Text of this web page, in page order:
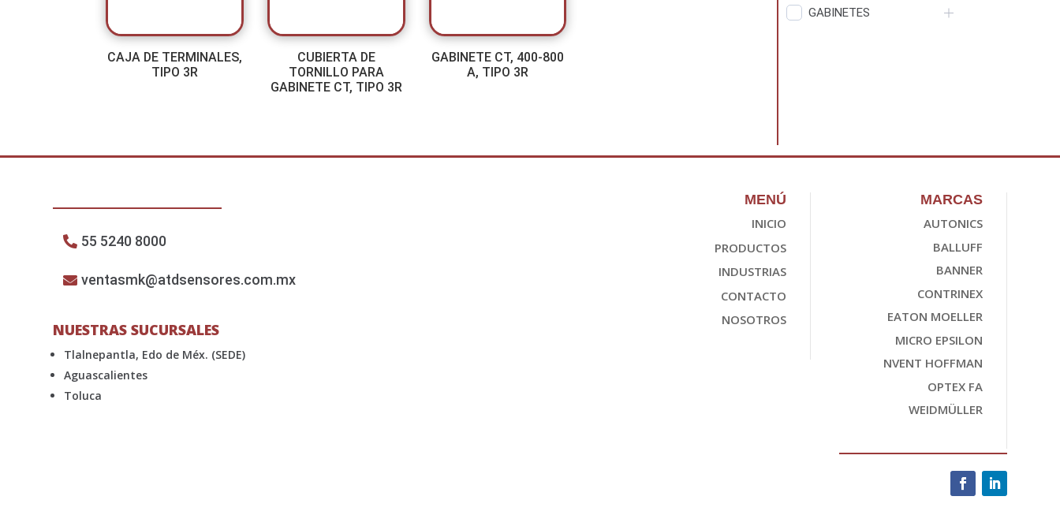
CAJA DE TERMINALES,
TIPO 3R
CUBIERTA DE
TORNILLO PARA
GABINETE CT, TIPO 3R
GABINETE CT, 400-800
A, TIPO 3R
GABINETES
55 5240 8000
ventasmk@atdsensores.com.mx
NUESTRAS SUCURSALES
Tlalnepantla, Edo de Méx. (SEDE)
Aguascalientes
Toluca
MENÚ
INICIO
PRODUCTOS
INDUSTRIAS
CONTACTO
NOSOTROS
MARCAS
AUTONICS
BALLUFF
BANNER
CONTRINEX
EATON MOELLER
MICRO EPSILON
NVENT HOFFMAN
OPTEX FA
WEIDMÜLLER